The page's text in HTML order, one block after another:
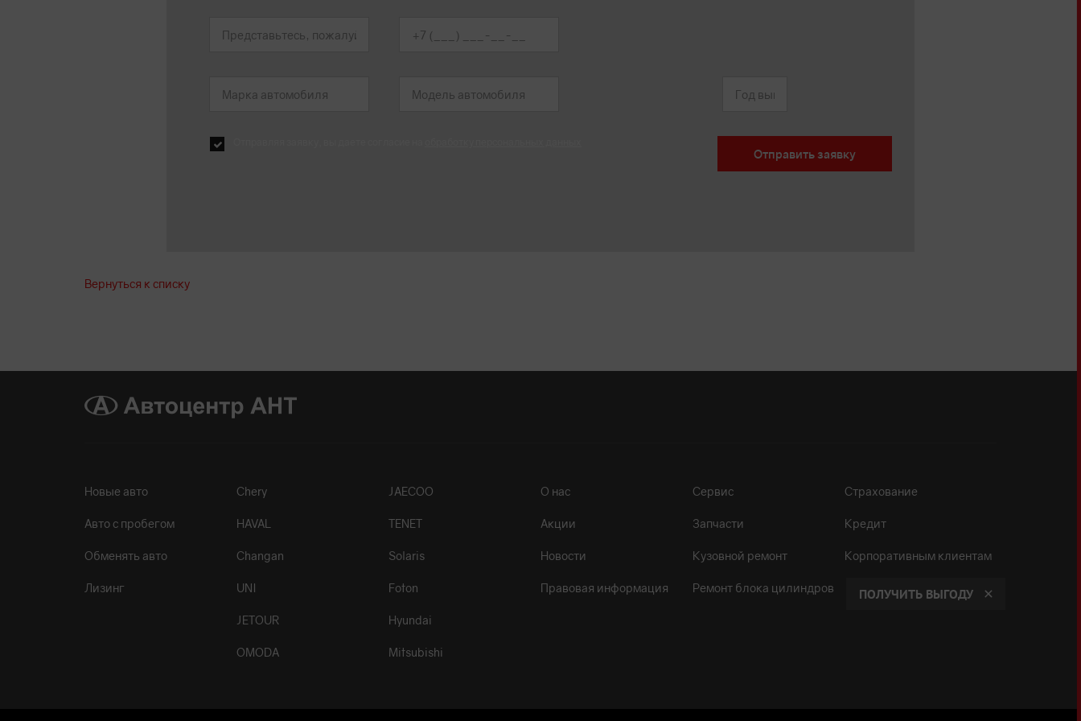
Отправить заявку
Вернуться к списку
Новые авто
Авто с пробегом
Обменять авто
Лизинг
Chery
HAVAL
Changan
UNI
JETOUR
OMODA
JAECOO
TENET
Solaris
Foton
Hyundai
Mitsubishi
О нас
Акции
Новости
Правовая информация
Сервис
Запчасти
Кузовной ремонт
Ремонт блока цилиндров
Страхование
Кредит
Корпоративным клиентам
ПОЛУЧИТЬ ВЫГОДУ